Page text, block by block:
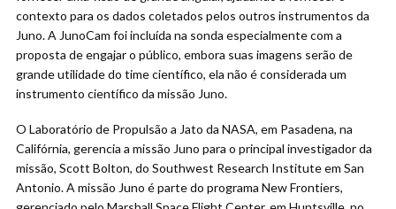
contexto para os dados coletados pelos outros instrumentos da
Juno. A JunoCam foi incluída na sonda especialmente com a
proposta de engajar o público, embora suas imagens serão de
grande utilidade do time científico, ela não é considerada um
instrumento científico da missão Juno.
O Laboratório de Propulsão a Jato da NASA, em Pasadena, na
Califórnia, gerencia a missão Juno para o principal investigador da
missão, Scott Bolton, do Southwest Research Institute em San
Antonio. A missão Juno é parte do programa New Frontiers,